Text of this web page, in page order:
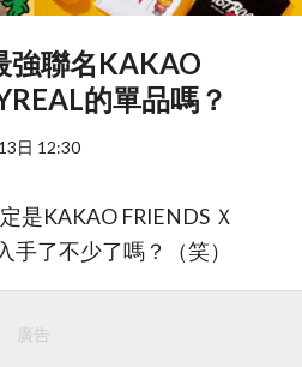
強聯名KAKAO
的單品嗎？
日 12:30
是KAKAO FRIENDS Ｘ
手了不少了嗎？（笑）
廣告